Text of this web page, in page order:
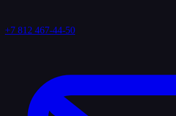
+7 812 467-44-50